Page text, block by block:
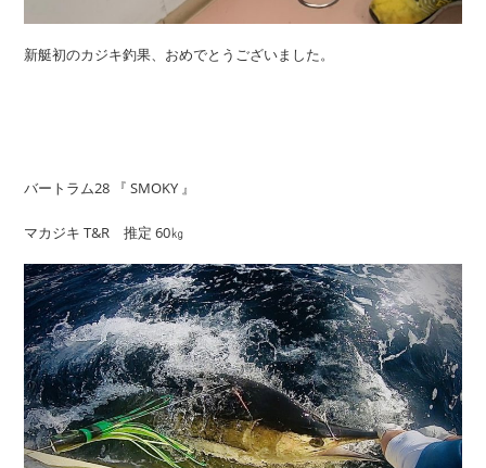
新艇初のカジキ釣果、おめでとうございました。
バートラム28 『 SMOKY 』
マカジキ T&R 推定 60㎏